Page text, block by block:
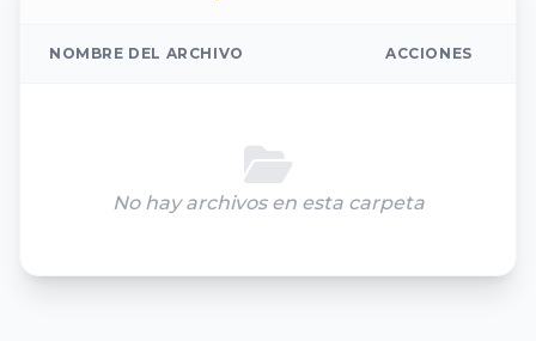
NOMBRE DEL ARCHIVO ACCIONES
No hay archivos en esta carpeta